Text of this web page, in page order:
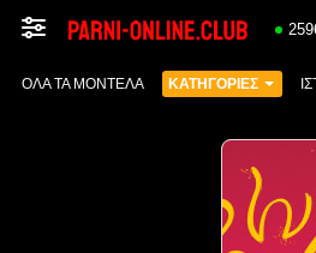
ΌΛΑ ΤΑ ΜΟΝΤΈΛΑ ΚΑΤΗΓΟΡΊΕΣ